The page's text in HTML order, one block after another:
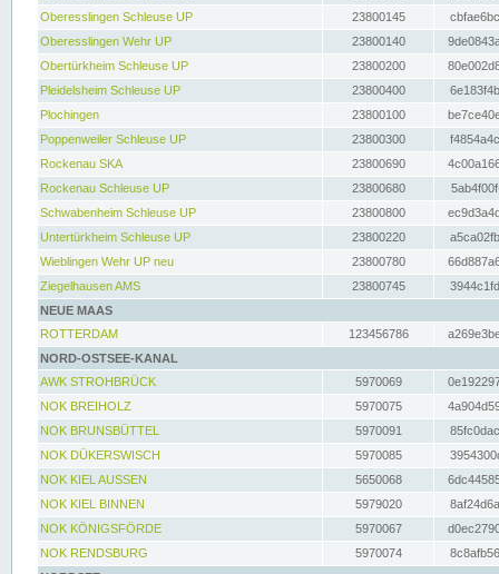
Oberesslingen Schleuse UP
23800145
Oberesslingen Wehr UP
23800140
Obertürkheim Schleuse UP
23800200
Pleidelsheim Schleuse UP
23800400
Plochingen
23800100
Poppenweiler Schleuse UP
23800300
Rockenau SKA
23800690
Rockenau Schleuse UP
23800680
Schwabenheim Schleuse UP
23800800
Untertürkheim Schleuse UP
23800220
Wieblingen Wehr UP neu
23800780
Ziegelhausen AMS
23800745
NEUE MAAS
ROTTERDAM
123456786
NORD-OSTSEE-KANAL
AWK STROHBRÜCK
5970069
NOK BREIHOLZ
5970075
NOK BRUNSBÜTTEL
5970091
NOK DÜKERSWISCH
5970085
NOK KIEL AUSSEN
5650068
NOK KIEL BINNEN
5979020
NOK KÖNIGSFÖRDE
5970067
NOK RENDSBURG
5970074